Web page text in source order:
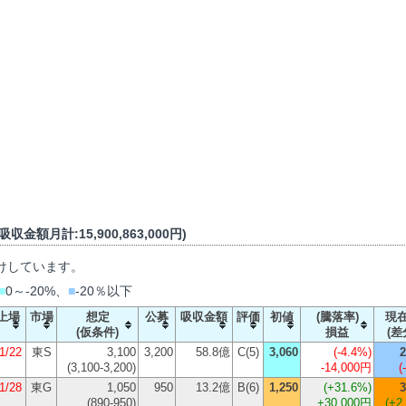
収金額月計:15,900,863,000円)
ています。
0～-20%、 ■-20％以下
場 市場
想定
(仮条件)
公募 吸収金額 評価 初値
(騰落率)
損益
現
(差
22
東S
3,100
(3,100-3,200)
3,200 58.8億 C(5) 3,060 (-4.4%)
-14,000円
28
東G
1,050
(890-950)
950 13.2億 B(6) 1,250 (+31.6%)
+30,000円